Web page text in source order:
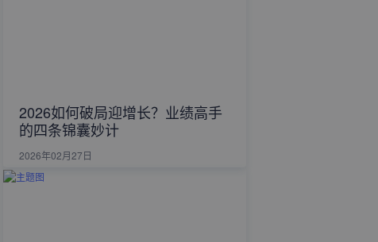
2026如何破局迎增长？业绩高手
的四条锦囊妙计
2026年02月27日